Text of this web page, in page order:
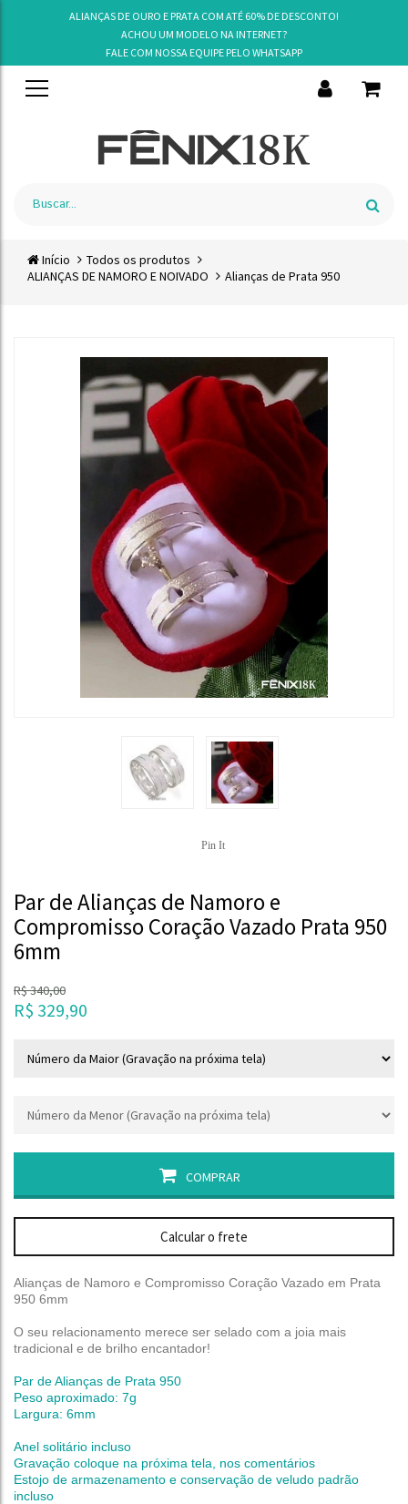
ALIANÇAS DE OURO E PRATA COM ATÉ 60% DE DESCONTO!
ACHOU UM MODELO NA INTERNET?
FALE COM NOSSA EQUIPE PELO WHATSAPP
Início
Todos os produtos
ALIANÇAS DE NAMORO E NOIVADO
Alianças de Prata 950
Pin It
Par de Alianças de Namoro e
Compromisso Coração Vazado Prata 950
6mm
R$340,00
R$ 329,90
COMPRAR
Calcular o frete
Alianças de Namoro e Compromisso Coração Vazado em Prata
950 6mm
O seu relacionamento merece ser selado com a joia mais
tradicional e de brilho encantador!
Par de Alianças de Prata 950
Peso aproximado: 7g
Largura: 6mm
Anel solitário incluso
Gravação coloque na próxima tela, nos comentários
Estojo de armazenamento e conservação de veludo padrão
incluso